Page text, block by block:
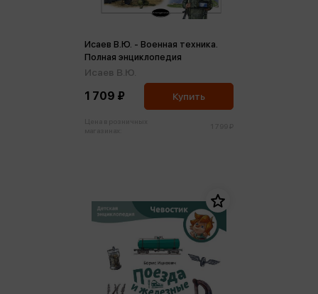
Исаев В.Ю. - Военная техника.
Полная энциклопедия
Исаев В.Ю.
1 709 ₽ Купить